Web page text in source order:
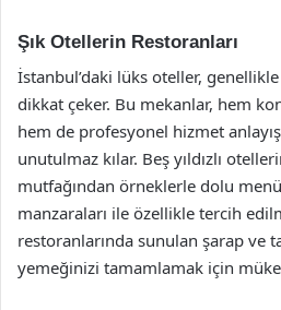
Şık Otellerin Restoranları
İstanbul’daki lüks oteller,
dikkat çeker. Bu mekanlar, hem
hem de profesyonel hizmet
unutulmaz kılar. Beş yıldızlı
mutfağından örneklerle dolu
manzaraları ile özellikle tercih
restoranlarında sunulan şarap ve
yemeğinizi tamamlamak için